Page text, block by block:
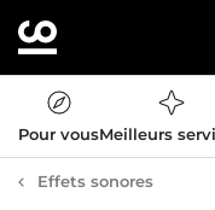
Pour vousMeilleurs
Effets sonores